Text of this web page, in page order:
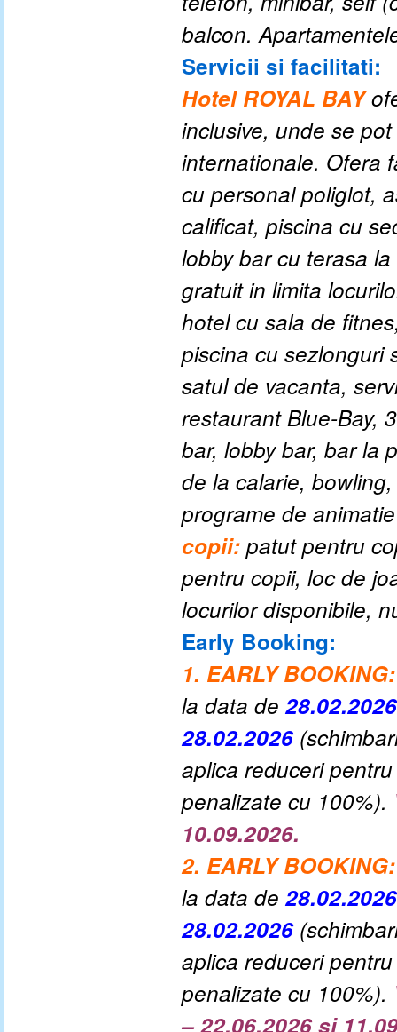
balcon.
Servicii si facilitati:
Hotel ROYAL BAY
inclusive, unde se
internationale. Ofera
cu personal poliglot,
calificat, piscina cu
lobby bar cu terasa
gratuit in limita
hotel cu sala de
piscina cu sezlonguri
satul de vacanta,
restaurant Blue-Bay,
bar, lobby bar, bar la
de la calarie,
programe de
copii: patut pentru
pentru copii, loc de
locurilor disponibile,
Early Booking:
1. EARLY BOOKING:
la data de
28.02.2026
aplica reduceri
penalizate cu 100%).
10.09.2026.
2. EARLY BOOKING:
la data de
28.02.2026
aplica reduceri
penalizate cu 100%).
– 22.06.2026 si